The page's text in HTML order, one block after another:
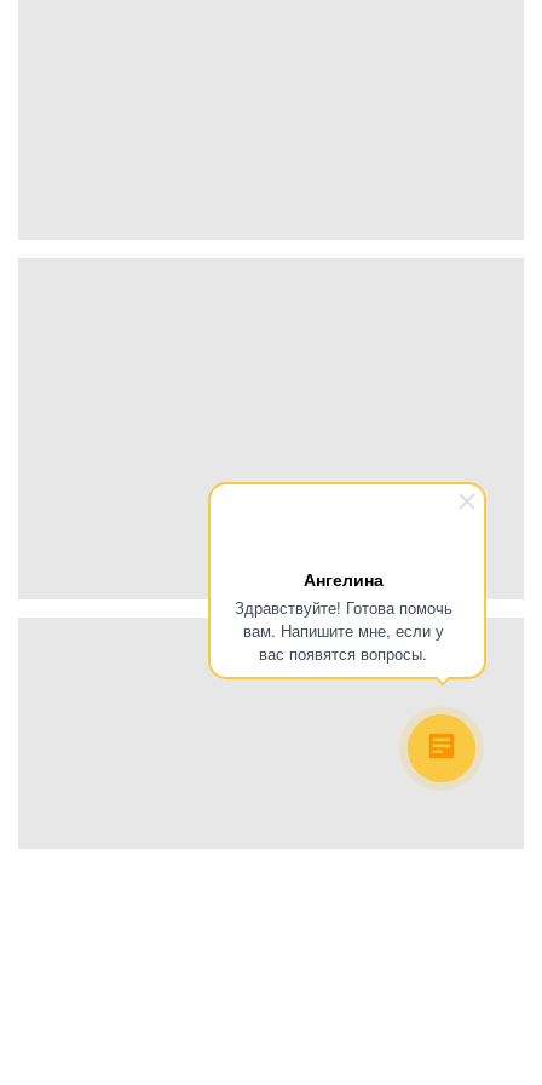
Ангелина
Здравствуйте! Готова помочь
вам. Напишите мне, если у
вас появятся вопросы.